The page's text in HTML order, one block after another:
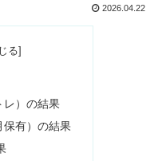
2026.04.22
レ）の結果
保有）の結果